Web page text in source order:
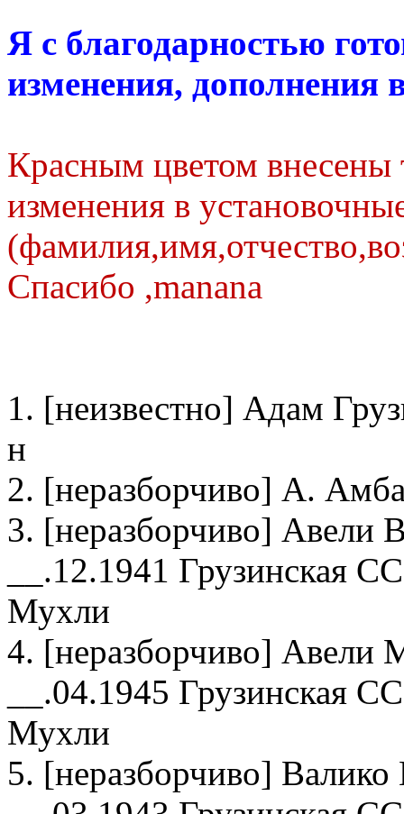
Я с благодарностью
изменения, дополнения
Красным цветом внесены
изменения в
Спасибо ,manana
1. [неизвестно] Адам
н
2. [неразборчиво] А.
3. [неразборчиво] Авели
__.12.1941 Грузинская
Мухли
4. [неразборчиво] Авели
__.04.1945 Грузинская
Мухли
5. [неразборчиво]